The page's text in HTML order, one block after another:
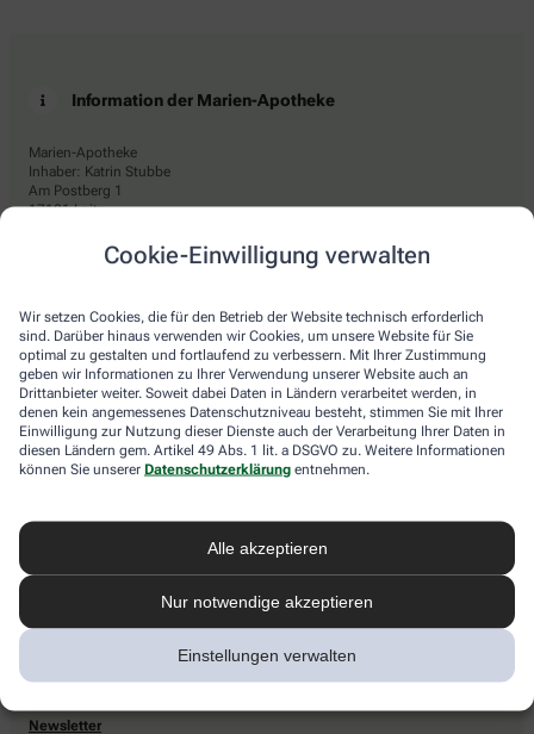
Cookie-Einwilligung verwalten
Wir setzen Cookies, die für den Betrieb der Website technisch erforderlich
sind. Darüber hinaus verwenden wir Cookies, um unsere Website für Sie
optimal zu gestalten und fortlaufend zu verbessern. Mit Ihrer Zustimmung
geben wir Informationen zu Ihrer Verwendung unserer Website auch an
Drittanbieter weiter. Soweit dabei Daten in Ländern verarbeitet werden, in
denen kein angemessenes Datenschutzniveau besteht, stimmen Sie mit Ihrer
Einwilligung zur Nutzung dieser Dienste auch der Verarbeitung Ihrer Daten in
diesen Ländern gem. Artikel 49 Abs. 1 lit. a DSGVO zu. Weitere Informationen
können Sie unserer Datenschutzerklärung entnehmen.
Alle akzeptieren
Nur notwendige akzeptieren
Einstellungen verwalten
Information der Marien-Apotheke
Marien-Apotheke
Inhaber: Katrin Stubbe
Am Postberg 1
17121 Loitz
Sie haben Fragen?
Kontaktieren Sie uns direkt.
Zahlarten
Bar oder mit einer anderen akzeptierten Zahlungsart Ihrer Apotheke vor Ort.
Abholung in der Apotheke
Botendienstlieferung
apotheke.com Informationen
Newsletter